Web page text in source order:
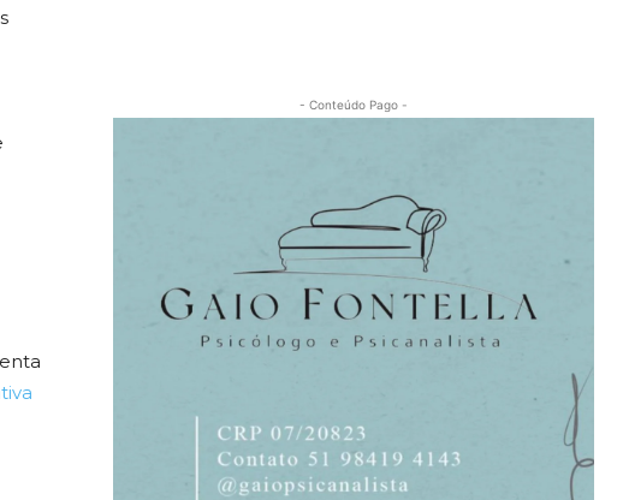
- Conteúdo Pago -